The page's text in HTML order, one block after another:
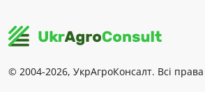
© 2004-2026, УкрАгроКонсалт. Всі